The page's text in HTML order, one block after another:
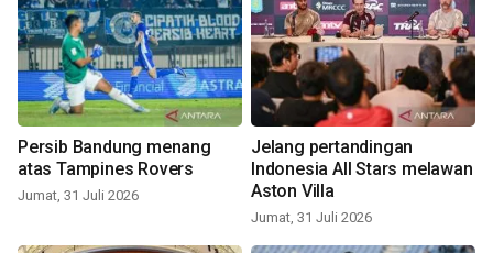
Persib Bandung menang
atas Tampines Rovers
Jumat, 31 Juli 2026
Jelang pertandingan
Indonesia All Stars melawan
Aston Villa
Jumat, 31 Juli 2026